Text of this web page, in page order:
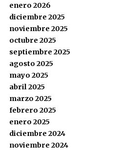
enero 2026
diciembre 2025
noviembre 2025
octubre 2025
septiembre 2025
agosto 2025
mayo 2025
abril 2025
marzo 2025
febrero 2025
enero 2025
diciembre 2024
noviembre 2024